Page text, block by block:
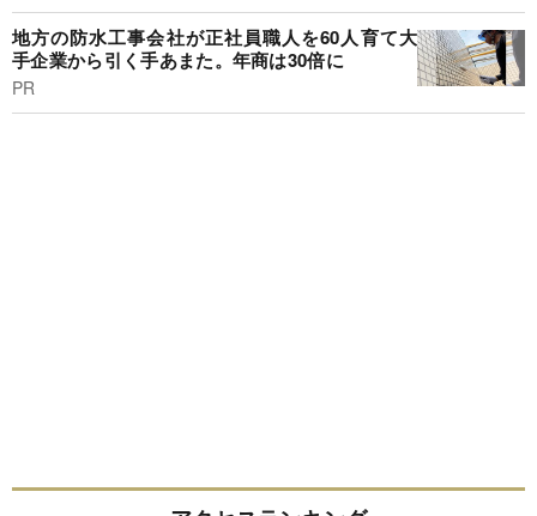
地方の防水工事会社が正社員職人を60人育て大
手企業から引く手あまた。年商は30倍に
PR